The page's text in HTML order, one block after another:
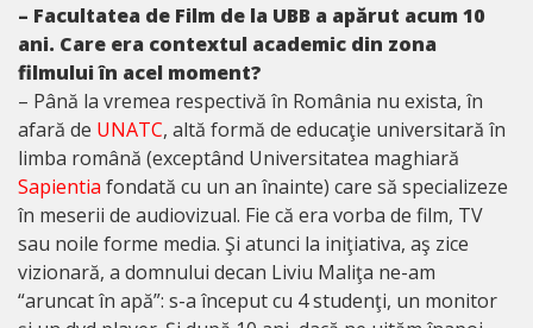
– Facultatea de Film de la UBB a apărut acum 10
ani. Care era contextul academic din zona
filmului în acel moment?
– Până la vremea respectivă în România nu exista, în
afară de UNATC, altă formă de educaţie universitară în
limba română (exceptând Universitatea maghiară
Sapientia fondată cu un an înainte) care să specializeze
în meserii de audiovizual. Fie că era vorba de film, TV
sau noile forme media. Şi atunci la iniţiativa, aş zice
vizionară, a domnului decan Liviu Maliţa ne-am
“aruncat în apă”: s-a început cu 4 studenţi, un monitor